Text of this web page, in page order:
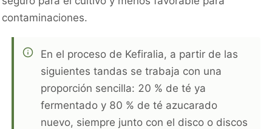
contaminaciones.
En el proceso de Kefiralia, a partir de las
siguientes tandas se trabaja con una
proporción sencilla: 20 % de té ya
fermentado y 80 % de té azucarado
nuevo, siempre junto con el disco o discos